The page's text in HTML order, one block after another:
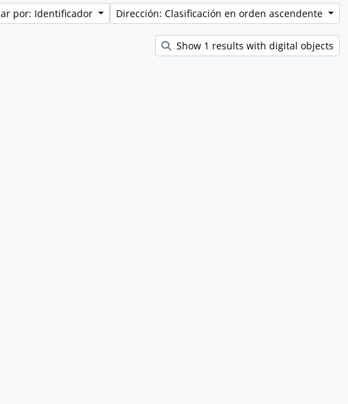
por: Identificador Dirección: Clasificación en orden ascendente
Show 1 results with digital objects